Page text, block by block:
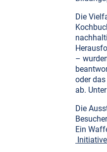
Die
–
oder
ab.
Die
Ein